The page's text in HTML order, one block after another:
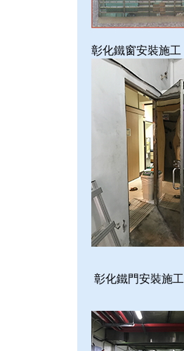
彰化鐵窗安裝施工
彰化鐵門安裝施工